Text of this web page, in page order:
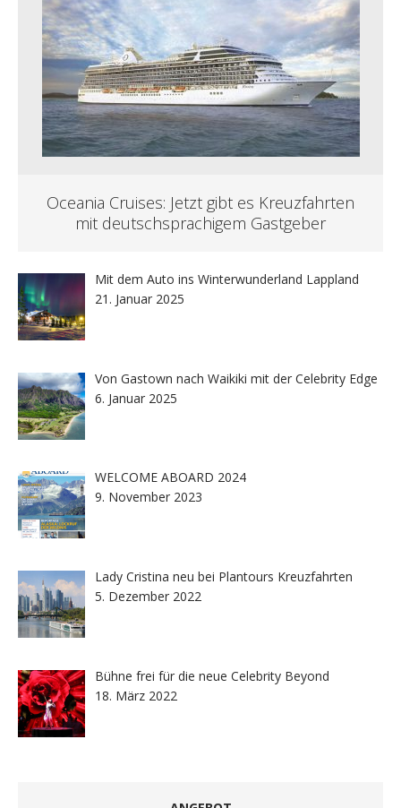
Oceania Cruises: Jetzt gibt es Kreuzfahrten
mit deutschsprachigem Gastgeber
Mit dem Auto ins Winterwunderland Lappland
21. Januar 2025
Von Gastown nach Waikiki mit der Celebrity Edge
6. Januar 2025
WELCOME ABOARD 2024
9. November 2023
Lady Cristina neu bei Plantours Kreuzfahrten
5. Dezember 2022
Bühne frei für die neue Celebrity Beyond
18. März 2022